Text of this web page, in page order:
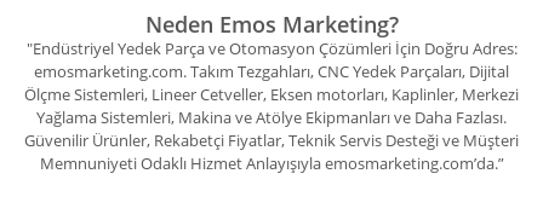
Neden Emos Marketing?
"Endüstriyel Yedek Parça ve Otomasyon Çözümleri İçin Doğru Adres:
emosmarketing.com. Takım Tezgahları, CNC Yedek Parçaları, Dijital
Ölçme Sistemleri, Lineer Cetveller, Eksen motorları, Kaplinler, Merkezi
Yağlama Sistemleri, Makina ve Atölye Ekipmanları ve Daha Fazlası.
Güvenilir Ürünler, Rekabetçi Fiyatlar, Teknik Servis Desteği ve Müşteri
Memnuniyeti Odaklı Hizmet Anlayışıyla emosmarketing.com’da.”